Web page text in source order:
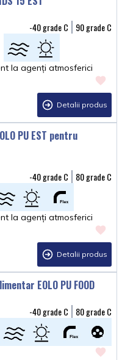
-40 90
la agenți atmosferici
Detalii produs
PU EST pentru
-40 80
la agenți atmosferici
Detalii produs
EOLO PU FOOD
-40 80